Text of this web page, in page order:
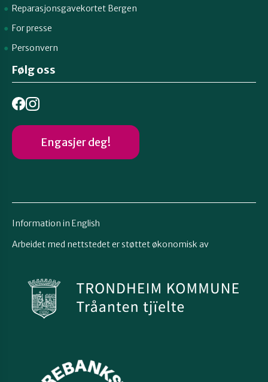
Reparasjonsgavekortet Bergen
For presse
Personvern
Følg oss
Engasjer deg!
Information in English
Arbeidet med nettstedet er støttet økonomisk av